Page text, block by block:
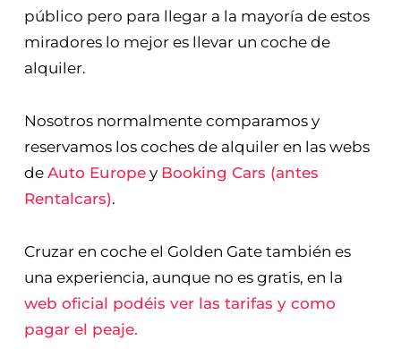
público pero para llegar a la mayoría de estos
miradores lo mejor es llevar un coche de
alquiler.
Nosotros normalmente comparamos y
reservamos los coches de alquiler en las webs
de Auto Europey Booking Cars (antes
Rentalcars).
Cruzar en coche el Golden Gate también es
una experiencia, aunque no es gratis, en la
web oficial podéis ver las tarifas y como
pagar el peaje.